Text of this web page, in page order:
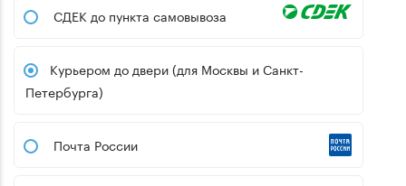
СДЕК до пункта самовывоза
Курьером до двери (для Москвы и Санкт-
Петербурга)
Почта России